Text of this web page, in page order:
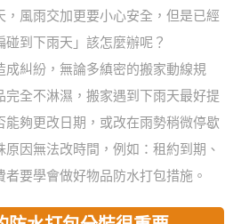
，風雨交加更要小心安全，但是已經
碰到下雨天」該怎麼辦呢？
成糾紛，無論多縝密的搬家動線規
完全不淋濕，搬家遇到下雨天最好提
能夠更改日期，或改在雨勢稍微停歇
因無法改時間，例如：租約到期、
要學會做好物品防水打包措施。